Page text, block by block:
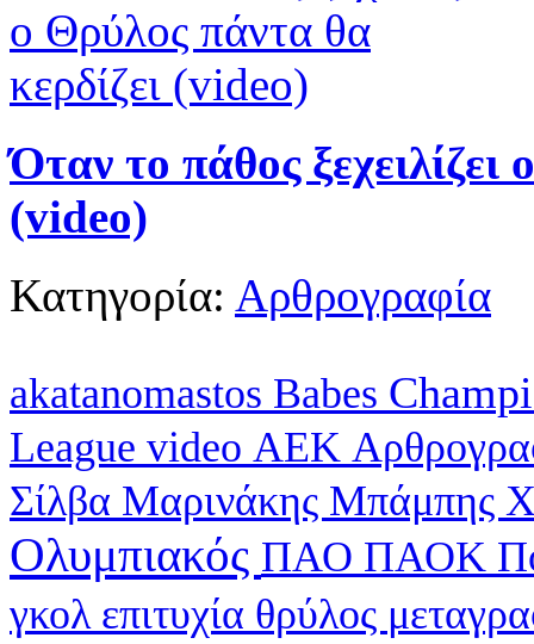
Όταν το πάθος
(video)
Κατηγορία: Αρθρογραφία
akatanomastos Babes
League video ΑΕΚ
Σίλβα Μαρινάκης Μπάμπης
Ολυμπιακός ΠΑΟ ΠΑΟΚ
γκολ επιτυχία θρύλος